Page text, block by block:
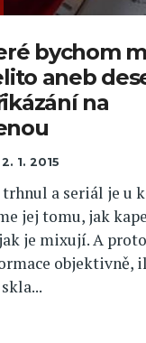
bychom
aneb
na
2. 1. 2015
trhnul a seriál je u
jej tomu, jak
je mixují. A
objektivně,